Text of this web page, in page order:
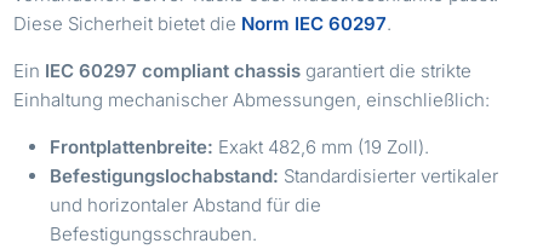
Diese Sicherheit bietet die Norm IEC 60297.
Ein IEC 60297 compliant chassis garantiert die strikte
Einhaltung mechanischer Abmessungen, einschließlich:
Frontplattenbreite: Exakt 482,6 mm (19 Zoll).
Befestigungslochabstand: Standardisierter vertikaler
und horizontaler Abstand für die
Befestigungsschrauben.